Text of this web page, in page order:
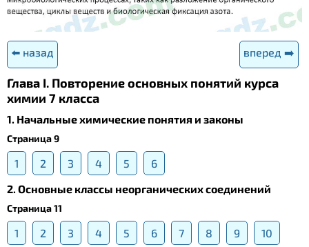
⬅️ назад вперед ➡️
Глава I. Повторение основных понятий курса
химии 7 класса
1. Начальные химические понятия и законы
Страница 9
1 2 3 4 5
6
2. Основные классы неорганических соединений
Страница 11
1 2 3 4 5 6 7 8 9 10